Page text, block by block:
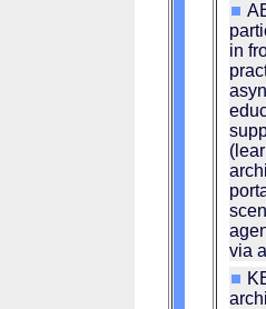
in
via